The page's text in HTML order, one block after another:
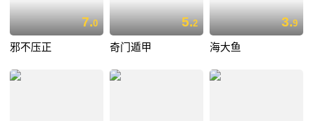
7.0
邪不压正
5.2
奇门遁甲
3.9
海大鱼